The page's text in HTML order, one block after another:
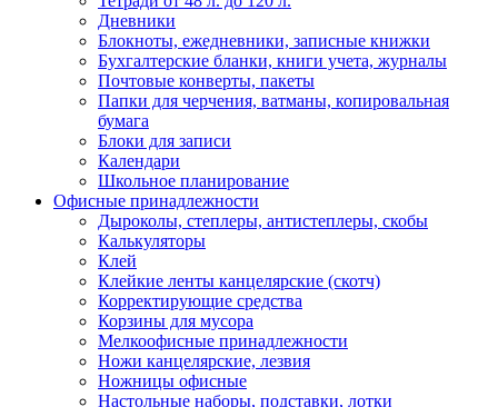
Дневники
Блокноты, ежедневники, записные книжки
Бухгалтерские бланки, книги учета, журналы
Почтовые конверты, пакеты
Папки для черчения, ватманы, копировальная
бумага
Блоки для записи
Календари
Школьное планирование
Офисные принадлежности
Дыроколы, степлеры, антистеплеры, скобы
Калькуляторы
Клей
Клейкие ленты канцелярские (скотч)
Корректирующие средства
Корзины для мусора
Мелкоофисные принадлежности
Ножи канцелярские, лезвия
Ножницы офисные
Настольные наборы, подставки, лотки